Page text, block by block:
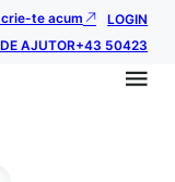
te acum
LOGIN
AJUTOR+43 50423